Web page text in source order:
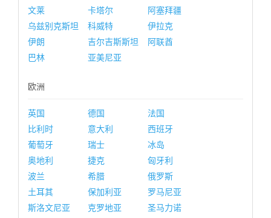
文莱
卡塔尔
阿塞拜疆
乌兹别克斯坦
科威特
伊拉克
伊朗
吉尔吉斯斯坦
阿联酋
巴林
亚美尼亚
欧洲
英国 德国
法国
比利时
意大利
西班牙
葡萄牙
瑞士
冰岛
奥地利
捷克
匈牙利
波兰
希腊
俄罗斯
土耳其
保加利亚
罗马尼亚
斯洛文尼亚
克罗地亚
圣马力诺